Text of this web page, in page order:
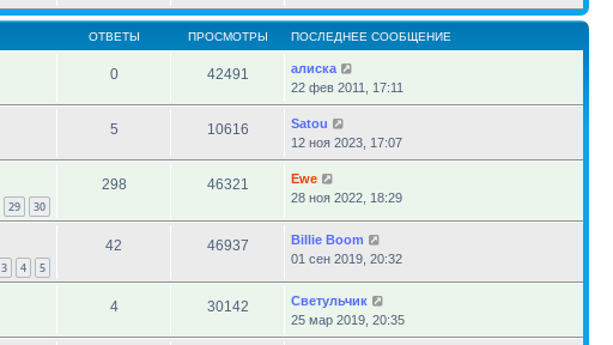
ОТВЕТЫ ПРОСМОТРЫ ПОСЛЕДНЕЕ СООБЩЕНИЕ
0 42491
алиска
22 фев 2011, 17:11
5 10616
Satou
12 ноя 2023, 17:07
29 30
298 46321
Ewe
28 ноя 2022, 18:29
3 4 5
42 46937
Billie Boom
01 сен 2019, 20:32
4 30142
Светульчик
25 мар 2019, 20:35